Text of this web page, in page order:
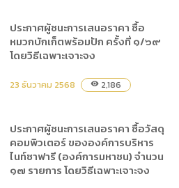
ประกาศผู้ชนะการเสนอราคา ซื้อ
หมวกบักเก็ตพร้อมปัก ครั้งที่ ๑/๖๙
โดยวิธีเฉพาะเจาะจง
23 ธันวาคม 2568 visibility 2,186
ประกาศผู้ชนะการเสนอราคา ซื้อวัสดุ
คอมพิวเตอร์ ขององค์การบริหาร
ไนท์ซาฟารี (องค์การมหาชน) จำนวน
๑๗ รายการ โดยวิธีเฉพาะเจาะจง